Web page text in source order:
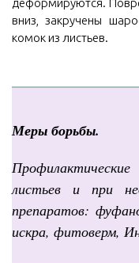
вниз, закручены
комок из листьев.
Меры борьбы.
листьев и при
препаратов:
искра, фитоверм,